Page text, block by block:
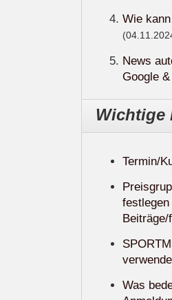
Wie
News
Google
Wichtige
Termin/
Was